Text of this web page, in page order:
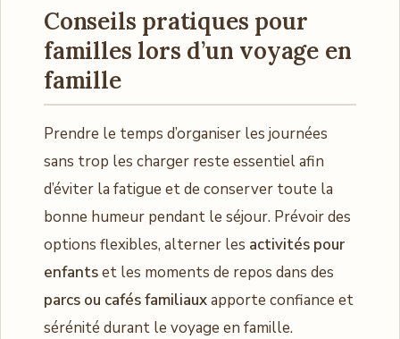
Conseils pratiques pour
familles lors d’un voyage en
famille
Prendre le temps d’organiser les journées
sans trop les charger reste essentiel afin
d’éviter la fatigue et de conserver toute la
bonne humeur pendant le séjour. Prévoir des
options flexibles, alterner les activités pour
enfantset les moments de repos dans des
parcs ou cafés familiauxapporte confiance et
sérénité durant le voyage en famille.